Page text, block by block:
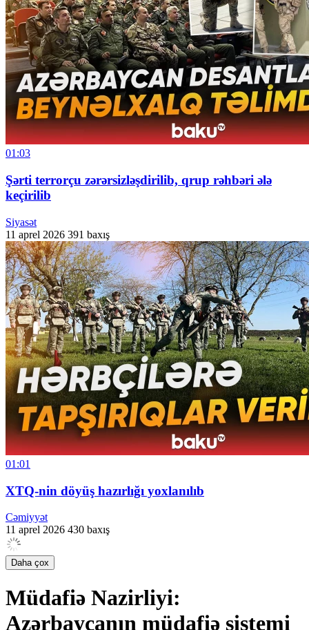
01:03
Şərti terrorçu zərərsizləşdirilib, qrup rəhbəri ələ
keçirilib
Siyasət
11 aprel 2026 391 baxış
01:01
XTQ-nin döyüş hazırlığı yoxlanılıb
Cəmiyyət
11 aprel 2026 430 baxış
Daha çox
Müdafiə Nazirliyi:
Azərbaycanın müdafiə sistemi